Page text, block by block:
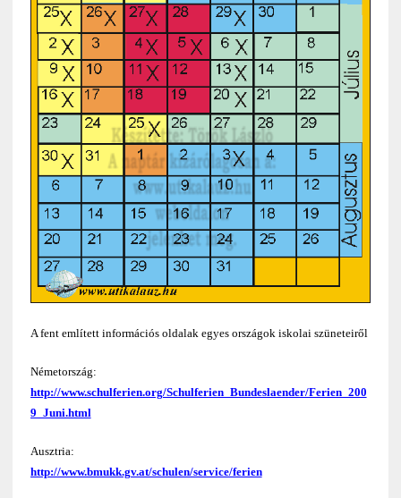
A fent említett információs oldalak egyes országok iskolai szüneteiről
Németország:
http://www.schulferien.org/Schulferien_Bundeslaender/Ferien_200
9_Juni.html
Ausztria:
http://www.bmukk.gv.at/schulen/service/ferien